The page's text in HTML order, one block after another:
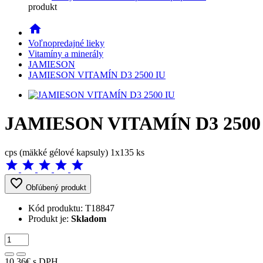
produkt
home
Voľnopredajné lieky
Vitamíny a minerály
JAMIESON
JAMIESON VITAMÍN D3 2500 IU
JAMIESON VITAMÍN D3
cps (mäkké gélové kapsuly) 1x135 ks
star star star star star
favorite_border Obľúbený produkt
Kód produktu: T18847
Produkt je: Skladom